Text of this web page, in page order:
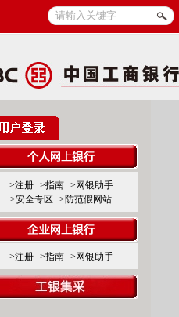
>注册 >指南
>网银助手
>安全专区
>防范假网站
>注册 >指南 >网银助手